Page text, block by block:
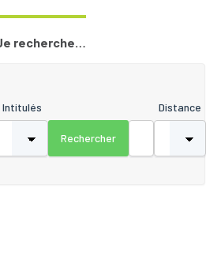
recherche…
Distance
Intitulés